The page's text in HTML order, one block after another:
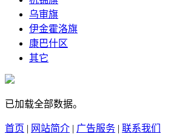
乌审旗
伊金霍洛旗
康巴什区
其它
已加载全部数据。
首页 | 网站简介 | 广告服务 | 联系我们